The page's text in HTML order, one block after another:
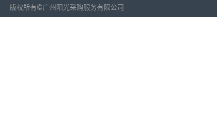
版权所有©广州阳光采购服务有限公司